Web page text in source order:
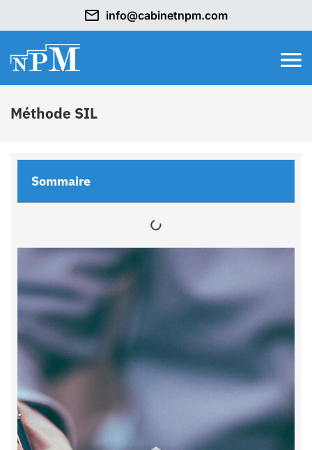
info@cabinetnpm.com
Méthode SIL
Sommaire